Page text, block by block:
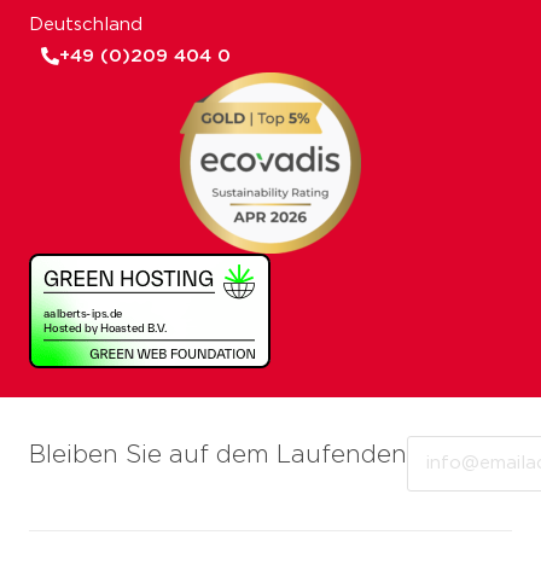
Bleiben Sie auf dem Laufenden
Deutschland
+49 (0)209 404 0